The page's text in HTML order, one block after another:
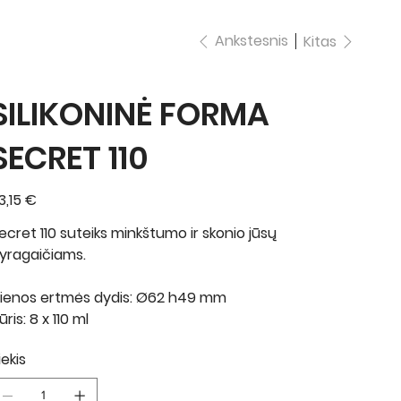
Ankstesnis Kitas
FORMA
110
€
110 suteiks minkštumo ir skonio jūsų
ertmės dydis: Ø62 h49 mm
8 x 110 ml